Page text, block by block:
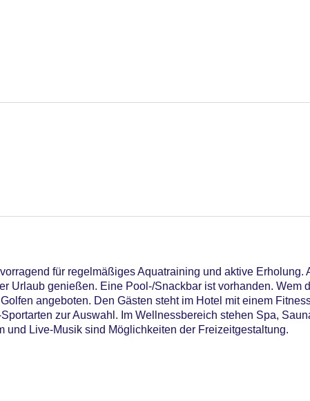
am Pool, Liegen am Pool
Club, Mastercard, Visa
für regelmäßiges Aquatraining und aktive Erholung.
Urlaub genießen. Eine Pool-/Snackbar ist vorhanden. Wem
angeboten. Den Gästen steht im Hotel mit einem
zur Auswahl. Im Wellnessbereich stehen Spa,
und Live-Musik sind Möglichkeiten der Freizeitgestaltung.